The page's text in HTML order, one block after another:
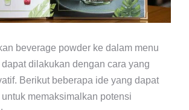
beverage powder ke dalam menu
dilakukan dengan cara yang
Berikut beberapa ide yang dapat
memaksimalkan potensi